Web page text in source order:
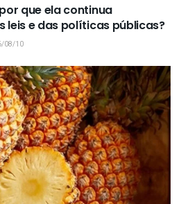
que ela continua
leis e das políticas públicas?
08/10